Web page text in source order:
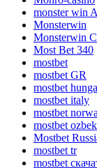
monster win
Monsterwin
Monsterwin
Most Bet 340
mostbet
mostbet GR
mostbet
mostbet italy
mostbet
mostbet
Mostbet
mostbet tr
mostbet